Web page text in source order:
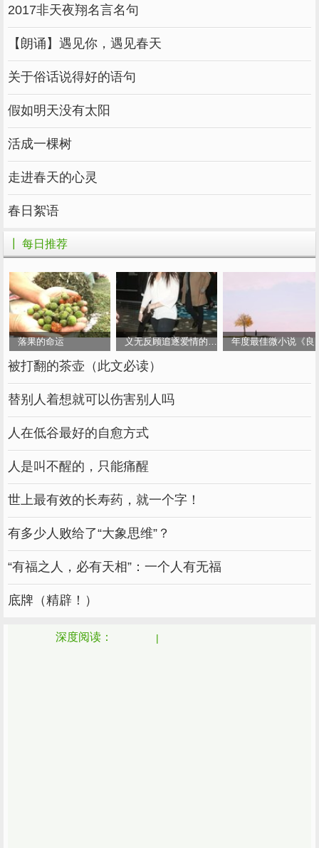
菊花春天脚芽多，赶紧分盆，否则不开花！
菊花是宿根的花卉，秋天开完花之后，随着冬天
气温降低，地上部分枝叶会慢慢枯萎，但地下的
根茎是活的，只是临时进入休眠阶段。
等春天温度开始回升，菊花的就开始从根部重新
长出脚芽，所以3月份气温回升，但又不是太
热，最适合给脚芽分株，让一盆菊花变成若干盆
菊花，如果不及时分株，土里会缺乏营养，菊花
会退化，开花性不好。
1.准备给菊花分株之前，三五天内不要浇水，让
盆土干燥一些，因为吸水之后盆土太湿不好操
作，再一个吸水后的菊花脚芽比较脆，容易掰断
伤芽。
2.用铲子，沿着盆沿戳一圈，把四周的土壤弄
松，然后将整个盆土弄出来。
2017非天夜翔名言名句
【朗诵】遇见你，遇见春天
关于俗话说得好的语句
假如明天没有太阳
活成一棵树
走进春天的心灵
春日絮语
┃ 每日推荐
落果的命运 义无反顾追逐爱情的女人 年度最佳微小说《良
被打翻的茶壶（此文必读）
替别人着想就可以伤害别人吗
人在低谷最好的自愈方式
人是叫不醒的，只能痛醒
世上最有效的长寿药，就一个字！
有多少人败给了“大象思维”？
“有福之人，必有天相”：一个人有无福
底牌（精辟！）
深度阅读：